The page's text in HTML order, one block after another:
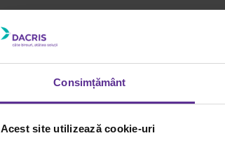
Consimțământ
Acest site utilizează cookie-uri